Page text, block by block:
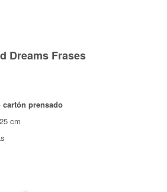
Dreams Frases
prensado
cm